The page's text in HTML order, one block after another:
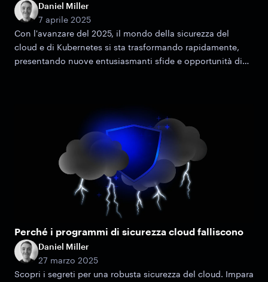
Daniel Miller
7 aprile 2025
Con l'avanzare del 2025, il mondo della sicurezza del
cloud e di Kubernetes si sta trasformando rapidamente,
presentando nuove entusiasmanti sfide e opportunità di
Perché i programmi di sicurezza cloud falliscono
Daniel Miller
27 marzo 2025
Scopri i segreti per una robusta sicurezza del cloud. Impara